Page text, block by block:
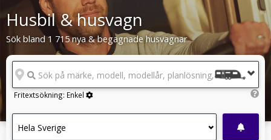
Husbil & husvagn
Sök bland 1 715 nya & begagnade husvagnar
Sök på märke, modell, modellår, planlösning, reg.nr
Fritextsökning: Enkel
Hela Sverige